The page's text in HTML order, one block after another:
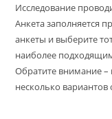
Исследование
Анкета заполняется
анкеты и выберите
наиболее
Обратите внимание
несколько вариантов